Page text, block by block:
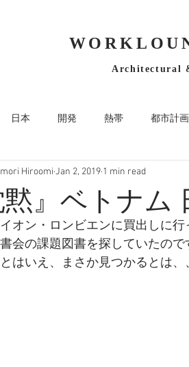
Architectural
日本 開発 熱帯 都市計画
黙』ベトナム
Hiroomi Jan 2, 2019 1 min read
オン・ロンビエンに買出しに
会の課題図書を探していたの
はいえ、まさか見つかるとは、